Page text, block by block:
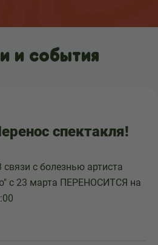
и события
спектакля!
с болезнью артиста
с 23 марта ПЕРЕНОСИТСЯ на